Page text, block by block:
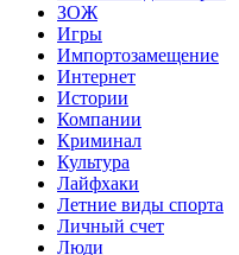
ЗОЖ
Игры
Импортозамещение
Интернет
Истории
Компании
Криминал
Культура
Лайфхаки
Летние виды спорта
Личный счет
Люди